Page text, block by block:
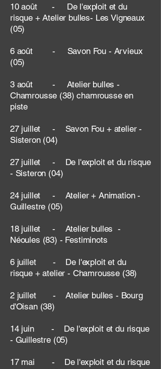
10 août - De l'exploit et du
risque + Atelier bulles- Les Vigneaux
(05)
6 août - Savon Fou - Arvieux
(05)
3 août - Atelier bulles -
Chamrousse (38) chamrousse en
piste
27 juillet - Savon Fou + atelier -
Sisteron (04)
27 juillet - De l'exploit et du risque
- Sisteron (04)
24 juillet - Atelier + Animation -
Guillestre (05)
18 juillet - Atelier bulles -
Néoules (83) - Festiminots
6 juillet - De l'exploit et du
risque + atelier - Chamrousse (38)
2 juillet - Atelier bulles - Bourg
d'Oisan (38)
14 juin - De l'exploit et du risque
- Guillestre (05)
17 mai - De l'exploit et du risque